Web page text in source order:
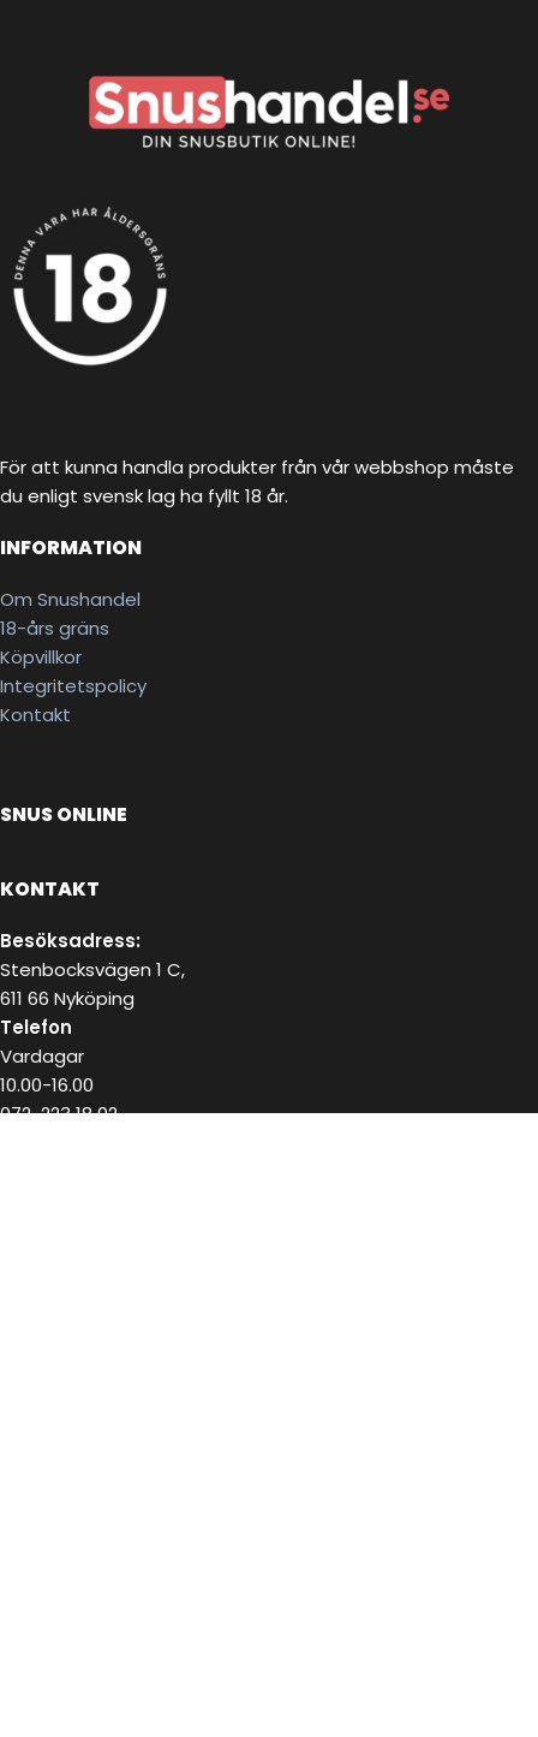
För att kunna handla produkter från vår webbshop måste
du enligt svensk lag ha fyllt 18 år.
INFORMATION
Om Snushandel
18-års gräns
Köpvillkor
Integritetspolicy
Kontakt
SNUS ONLINE
KONTAKT
Besöksadress:
Stenbocksvägen 1 C,
611 66 Nyköping
Telefon
Vardagar
10.00-16.00
072-223 18 02